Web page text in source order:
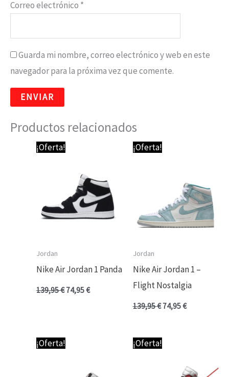
Correo electrónico *
Guarda mi nombre, correo electrónico y web en este
navegador para la próxima vez que comente.
Productos relacionados
¡Oferta!
Jordan
Nike Air Jordan 1 Panda
139,95€
139,95 €.
74,95€
74,95 €.
¡Oferta!
Jordan
Nike Air Jordan 1 –
Flight Nostalgia
139,95€
El
precio
139,95 €.
74,95€
74,95 €.
¡Oferta!
El
precio
¡Oferta!El
precio
es: